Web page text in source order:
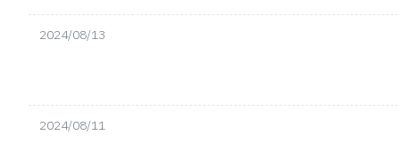
2024/08/13
2024/08/11